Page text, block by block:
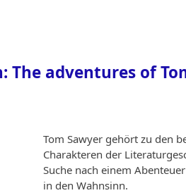
The adventures of
Tom Sawyer gehört zu den
Charakteren der
Suche nach einem
in den Wahnsinn.